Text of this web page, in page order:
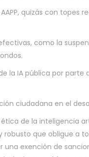
quizás con topes
como la
la IA pública por parte
ciudadana en el
de la inteligencia
que obligue a
exención de